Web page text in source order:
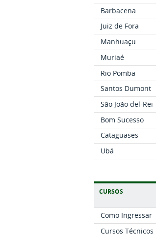
Barbacena
Juiz de Fora
Manhuaçu
Muriaé
Rio Pomba
Santos Dumont
São João del-Rei
Bom Sucesso
Cataguases
Ubá
CURSOS
Como Ingressar
Cursos Técnicos